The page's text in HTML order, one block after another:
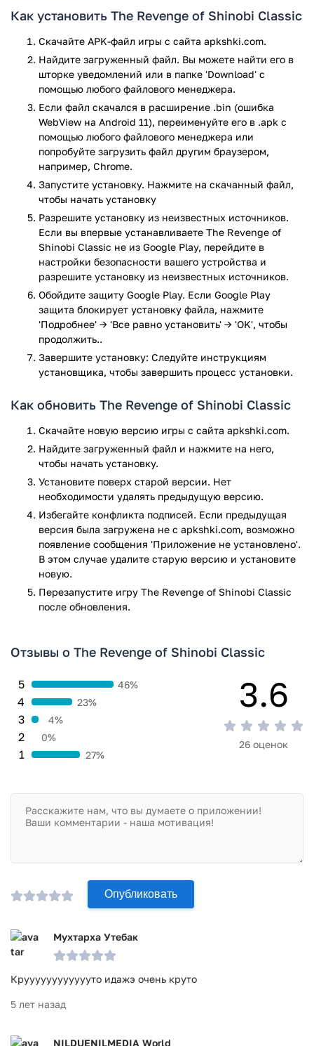
геймплей, ретро-графика и запоминающийся саундтрек
перенесут вас в золотую эпоху 16-битных аркад.
Игровой процесс
The Revenge of Shinobi Classic сохраняет все элементы,
сделавшие оригинал эталоном жанра. Вы проходите 8
уровней, каждый из которых представляет отдельную
локацию — от городских улиц до военных баз. На пути вам
встретятся десятки врагов: солдаты, ниндзя,
механические боссы и даже мутанты. Главный герой
владеет базовыми приемами ниндзюцу: прыжками,
ударами мечом и бросками сюрикенов (которые можно
собирать на уровнях). Особый интерес представляют
магические усиления, временно дающие
суперспособности — например, возможность вызывать
молнии или становиться невидимым.
Особенности
Аутентичный ретро-экшен: графика и геймплей 1989
года без изменений.
Разнообразные уровни: от Японии до Нью-Йорка,
каждый с уникальным боссом.
Секреты и усиления: спрятанные на уровнях бонусы
4 уровня сложности: от казуального до хардкорного
SEGA Forever-функции: облачные сохранения,
таблицы рекордов и оффлайн-режим.
The Revenge of Shinobi Classic — это must-have для
поклонников ретро-игр и серии Shinobi. Она сочетает в
себе хардкорный экшен, атмосферу 80-х и современные
удобства вроде сохранений. Если вы готовы испытать
классику в ее первозданном виде — скачивайте и
докажите, что вы — настоящий мастер ниндзюцу!
Игра The Revenge of Shinobi Classic прошла проверку
антивирусом VirusTotal. В результате проверки по всем
последним сигнатурам заражения файлов не выявлено.
Как установить The Revenge of Shinobi Classic
Скачайте APK-файл игры с сайта apkshki.com.
Найдите загруженный файл. Вы можете найти его в
шторке уведомлений или в папке 'Download' с
помощью любого файлового менеджера.
Если файл скачался в расширение .bin (ошибка
WebView на Android 11), переименуйте его в .apk с
помощью любого файлового менеджера или
попробуйте загрузить файл другим браузером,
например, Chrome.
Запустите установку. Нажмите на скачанный файл,
чтобы начать установку
Разрешите установку из неизвестных источников.
Если вы впервые устанавливаете The Revenge of
Shinobi Classic не из Google Play, перейдите в
настройки безопасности вашего устройства и
разрешите установку из неизвестных источников.
Обойдите защиту Google Play. Если Google Play
защита блокирует установку файла, нажмите
'Подробнее' → 'Все равно установить' → 'OK', чтобы
продолжить..
Завершите установку: Следуйте инструкциям
установщика, чтобы завершить процесс установки.
Как обновить The Revenge of Shinobi Classic
Скачайте новую версию игры с сайта apkshki.com.
Найдите загруженный файл и нажмите на него,
чтобы начать установку.
Установите поверх старой версии. Нет
необходимости удалять предыдущую версию.
Избегайте конфликта подписей. Если предыдущая
версия была загружена не с apkshki.com, возможно
появление сообщения 'Приложение не установлено'.
В этом случае удалите старую версию и установите
новую.
Перезапустите игру The Revenge of Shinobi Classic
после обновления.
Отзывы о The Revenge of Shinobi Classic
1 27%
2 0%
3 4%
4 23%
5 46% 3.6
26 оценок
Опубликовать
Мухтарха Утебак
Крууууууууууууто идажэ очень круто
5 лет назад
NILDUENILMEDIA World